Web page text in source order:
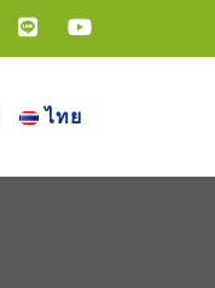
ไทย